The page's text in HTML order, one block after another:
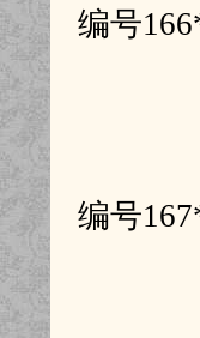
编号
编号